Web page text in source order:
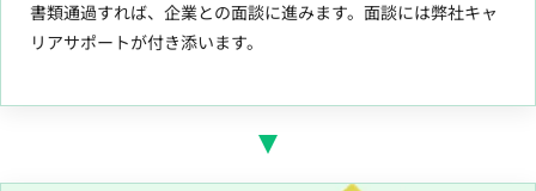
書類通過すれば、企業との面談に進みます。面談には弊社キャ
リアサポートが付き添います。